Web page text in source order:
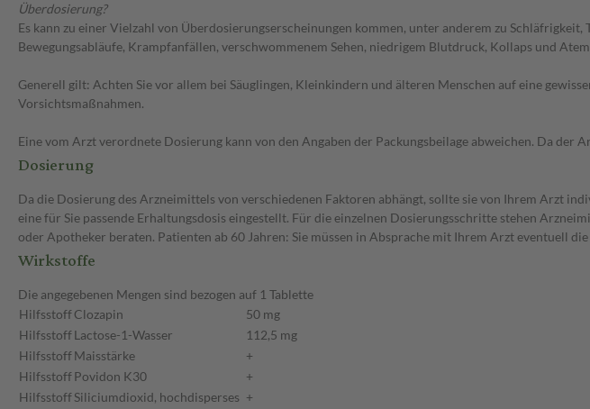
Überdosierung?
Es kann zu einer Vielzahl von Überdosierungserscheinungen kommen, unter anderem zu
Bewegungsabläufe, Krampfanfällen, verschwommenem Sehen, niedrigem Blutdruck, Kollaps und
Generell gilt: Achten Sie vor allem bei Säuglingen, Kleinkindern und älteren Menschen auf eine
Vorsichtsmaßnahmen.
Eine vom Arzt verordnete Dosierung kann von den Angaben der Packungsbeilage abweichen. Da
Dosierung
Da die Dosierung des Arzneimittels von verschiedenen Faktoren abhängt, sollte sie von Ihrem Arzt
eine für Sie passende Erhaltungsdosis eingestellt. Für die einzelnen Dosierungsschritte stehen
oder Apotheker beraten. Patienten ab 60 Jahren: Sie müssen in Absprache mit Ihrem Arzt eventuell
Wirkstoffe
Die angegebenen Mengen sind bezogen auf 1 Tablette
HilfsstoffClozapin
50 mg
HilfsstoffLactose-1-Wasser
112,5 mg
HilfsstoffMaisstärke
+
HilfsstoffPovidon K30
+
HilfsstoffSiliciumdioxid, hochdisperses +